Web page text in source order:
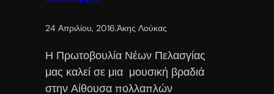
24 Απριλίου, 2016.Άκης Λούκας
Η Πρωτοβουλία Νέων Πελασγίας
μας καλεί σε μια μουσική βραδιά
στην Αίθουσα πολλαπλών